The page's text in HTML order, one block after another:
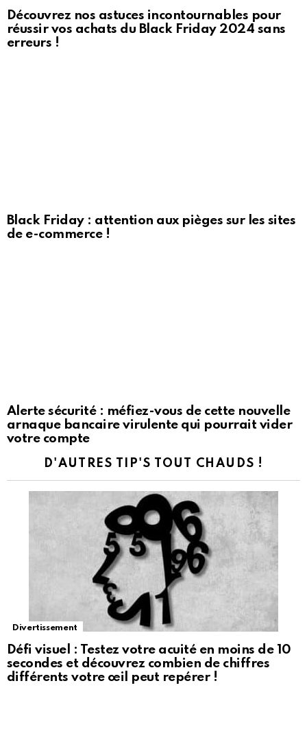
Découvrez nos astuces incontournables pour
réussir vos achats du Black Friday 2024 sans
erreurs !
Black Friday : attention aux pièges sur les sites
de e-commerce !
Alerte sécurité : méfiez-vous de cette nouvelle
arnaque bancaire virulente qui pourrait vider
votre compte
D'AUTRES TIP'S TOUT CHAUDS !
Divertissement
Défi visuel : Testez votre acuité en moins de 10
secondes et découvrez combien de chiffres
différents votre œil peut repérer !